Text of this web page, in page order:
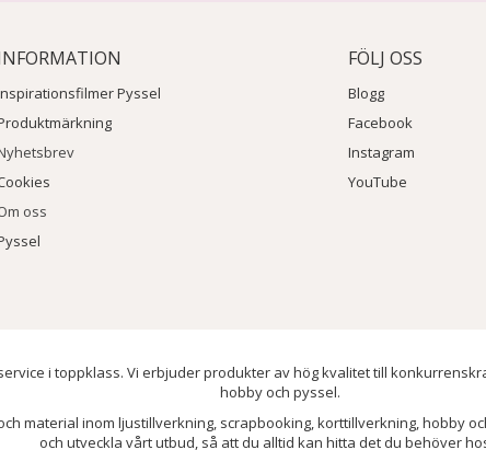
Pyssel
oss
FÖLJ OSS
Blogg
Facebook
Instagram
YouTube
i toppklass. Vi erbjuder produkter av hög kvalitet till
hobby och pyssel.
material inom ljustillverkning, scrapbooking, korttillverkning, hobby
och utveckla vårt utbud, så att du alltid kan hitta det du behöver